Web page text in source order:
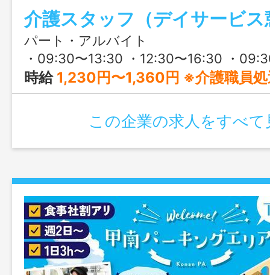
賞与がMAX10万円もらえる！職場見学・
加・面接時お子様同伴が可能！
介護スタッフ（デイサービス
パート・アルバイト
・09:30〜13:30 ・12:30〜16:30 ・09:30〜16:30 ・07:50〜17:30 い
時給 1,230円〜1,360円 ※介護職員処遇改
この企業の求人をすべて